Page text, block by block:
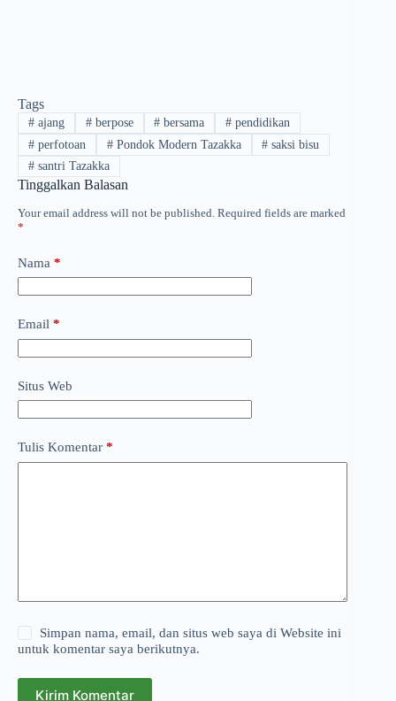
Tags
#ajang #berpose # bersama # pendidikan
#perfotoan #Pondok Modern Tazakka # saksi bisu
#santri Tazakka
Tinggalkan Balasan
Your email address will not be published. Required fields are marked
*
Nama *
Email *
Situs Web
Tulis Komentar *
Simpan nama, email, dan situs web saya di Website ini
untuk komentar saya berikutnya.
Kirim Komentar